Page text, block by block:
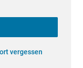
vergessen